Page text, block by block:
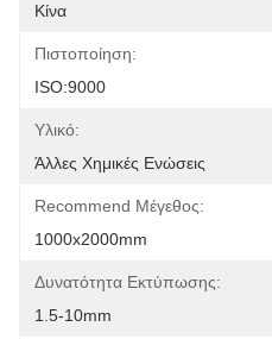
Κίνα
Πιστοποίηση:
ISO:9000
Υλικό:
Άλλες Χημικές Ενώσεις
Recommend Μέγεθος:
1000x2000mm
Δυνατότητα Εκτύπωσης:
1.5-10mm